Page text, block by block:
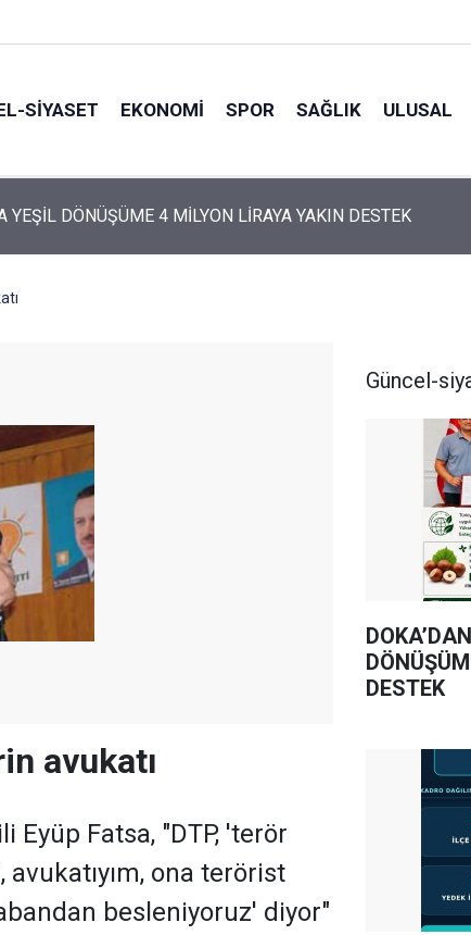
SIYASET EKONOMI SPOR SAĞLIK ULUSAL
69 KİŞİLİK KURUCU KADROSU AÇIKLANDI
avukatı
Fatsa, "DTP, 'terör
ona terörist
besleniyoruz' diyor"
Güncel-
DESTEK